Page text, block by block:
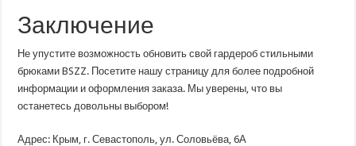
Заключение
Не упустите возможность обновить свой гардероб стильными
брюками BSZZ. Посетите нашу страницу для более подробной
информации и оформления заказа. Мы уверены, что вы
останетесь довольны выбором!
Адрес: Крым, г. Севастополь, ул. Соловьёва, 6А